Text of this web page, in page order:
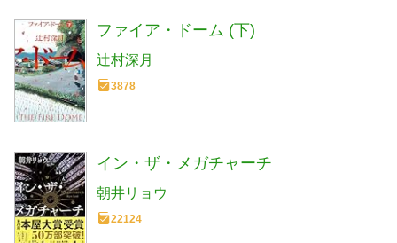
ファイア・ドーム (下)
辻村深月
3878
イン・ザ・メガチャーチ
朝井リョウ
22124